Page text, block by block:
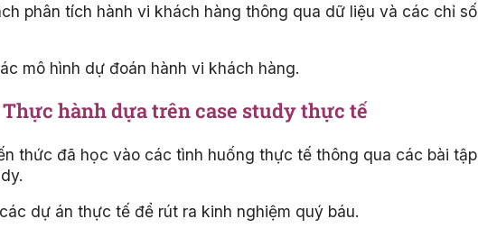
phân tích hành vi khách hàng thông qua dữ liệu và các chỉ số
mô hình dự đoán hành vi khách hàng.
Thực hành dựa trên case study thực tế
thức đã học vào các tình huống thực tế thông qua các bài tập
dự án thực tế để rút ra kinh nghiệm quý báu.